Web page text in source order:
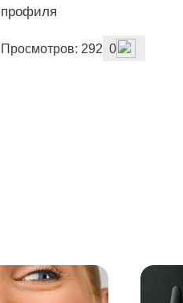
профиля
Просмотров: 292 0